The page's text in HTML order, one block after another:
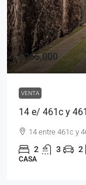
$265,000
VENTA
14 e/ 461c y
14 entre 461c y
2 3 2
CASA